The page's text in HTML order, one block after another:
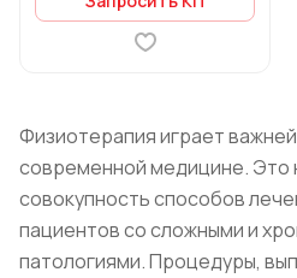
Физиотерапия играет
современной медицине. Это
совокупность способов
пациентов со сложными и
патологиями. Процедуры,